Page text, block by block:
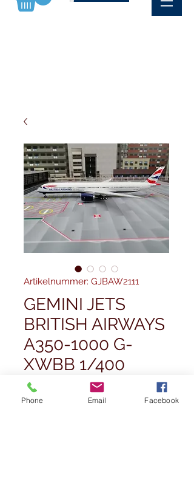
Artikelnummer: GJBAW2111
GEMINI JETS
BRITISH AIRWAYS
A350-1000 G-
XWBB 1/400
59,99 £Preis
Phone Email Facebook